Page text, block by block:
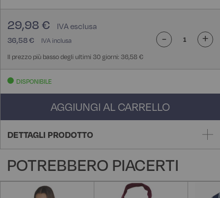
36,58 €
29,98 €
Il prezzo più basso degli ultimi 30 giorni: 36,58 €
- +
DISPONIBILE
AGGIUNGI AL CARRELLO
DETTAGLI PRODOTTO
POTREBBERO PIACERTI